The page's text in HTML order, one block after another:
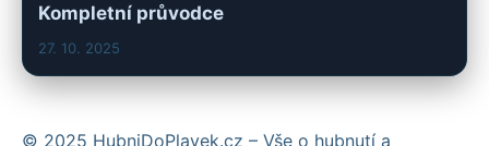
Kompletní průvodce
27. 10. 2025
© 2025 HubniDoPlavek.cz – Vše o hubnutí a